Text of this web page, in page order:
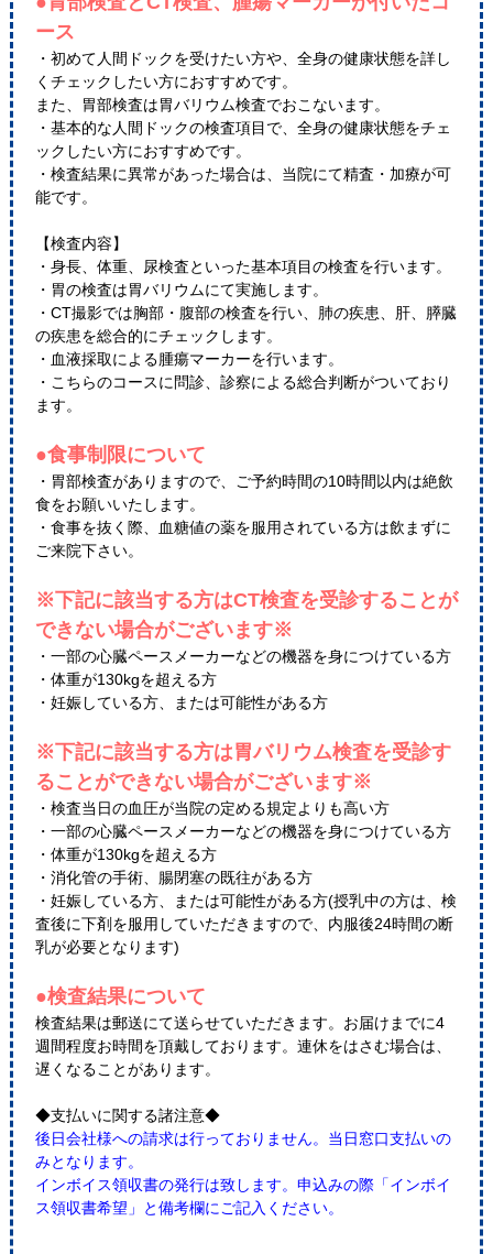
ース
・初めて人間ドックを受けたい方や、全身の健康状態を詳し
くチェックしたい方におすすめです。
また、胃部検査は胃バリウム検査でおこないます。
・基本的な人間ドックの検査項目で、全身の健康状態をチェ
ックしたい方におすすめです。
・検査結果に異常があった場合は、当院にて精査・加療が可
能です。
【検査内容】
・身長、体重、尿検査といった基本項目の検査を行います。
・胃の検査は胃バリウムにて実施します。
・CT撮影では胸部・腹部の検査を行い、肺の疾患、肝、膵臓
の疾患を総合的にチェックします。
・血液採取による腫瘍マーカーを行います。
・こちらのコースに問診、診察による総合判断がついており
ます。
●食事制限について
・胃部検査がありますので、ご予約時間の10時間以内は絶飲
食をお願いいたします。
・食事を抜く際、血糖値の薬を服用されている方は飲まずに
ご来院下さい。
※下記に該当する方はCT検査を受診することが
できない場合がございます※
・一部の心臓ペースメーカーなどの機器を身につけている方
・体重が130kgを超える方
・妊娠している方、または可能性がある方
※下記に該当する方は胃バリウム検査を受診す
ることができない場合がございます※
・検査当日の血圧が当院の定める規定よりも高い方
・一部の心臓ペースメーカーなどの機器を身につけている方
・体重が130kgを超える方
・消化管の手術、腸閉塞の既往がある方
・妊娠している方、または可能性がある方(授乳中の方は、検
査後に下剤を服用していただきますので、内服後24時間の断
乳が必要となります)
●検査結果について
検査結果は郵送にて送らせていただきます。お届けまでに4
週間程度お時間を頂戴しております。連休をはさむ場合は、
遅くなることがあります。
◆支払いに関する諸注意◆
後日会社様への請求は行っておりません。当日窓口支払いの
みとなります。
インボイス領収書の発行は致します。申込みの際「インボイ
ス領収書希望」と備考欄にご記入ください。